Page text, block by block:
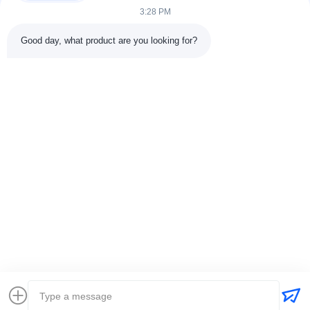
Casa.
Prodotti
3:28 PM
Good day, what product are you looking for?